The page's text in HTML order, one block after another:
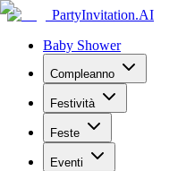
PartyInvitation.AI
Baby Shower
Compleanno
Festività
Feste
Eventi